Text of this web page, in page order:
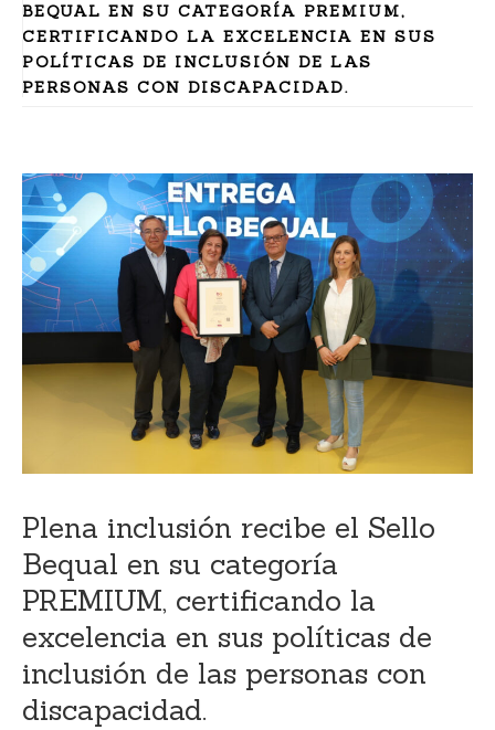
BEQUAL EN SU CATEGORÍA PREMIUM,
CERTIFICANDO LA EXCELENCIA EN SUS
POLÍTICAS DE INCLUSIÓN DE LAS
PERSONAS CON DISCAPACIDAD.
Plena inclusión recibe el Sello
Bequal en su categoría
PREMIUM, certificando la
excelencia en sus políticas de
inclusión de las personas con
discapacidad.